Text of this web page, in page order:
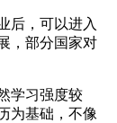
，可以进入
，部分国家对
学习强度较
为基础，不像